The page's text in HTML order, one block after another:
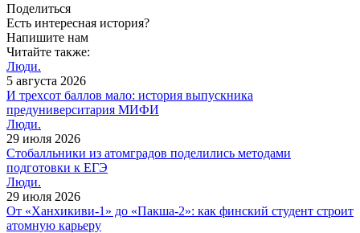
Поделиться
Есть интересная история?
Напишите нам
Читайте также:
Люди.
5 августа 2026
И трехсот баллов мало: история выпускника
предуниверситария МИФИ
Люди.
29 июля 2026
Cтобалльники из атомградов поделились методами
подготовки к ЕГЭ
Люди.
29 июля 2026
От «Ханхикиви-1» до «Пакша-2»: как финский студент строит
атомную карьеру